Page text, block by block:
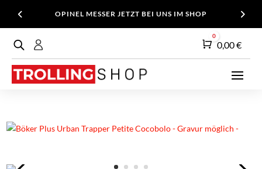
OPINEL MESSER JETZT BEI UNS IM SHOP
Warenkorb
0
0,00€